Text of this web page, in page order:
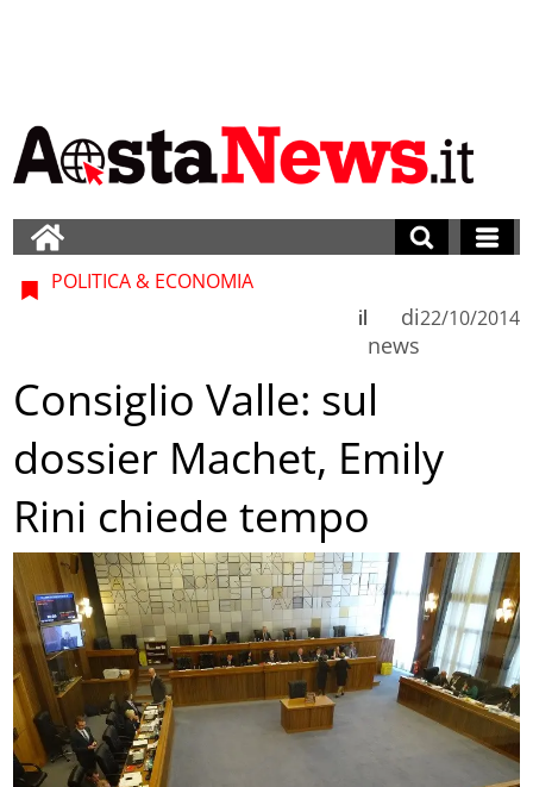
POLITICA & ECONOMIA
di
news
il 22/10/2014
Consiglio Valle: sul
dossier Machet, Emily
Rini chiede tempo